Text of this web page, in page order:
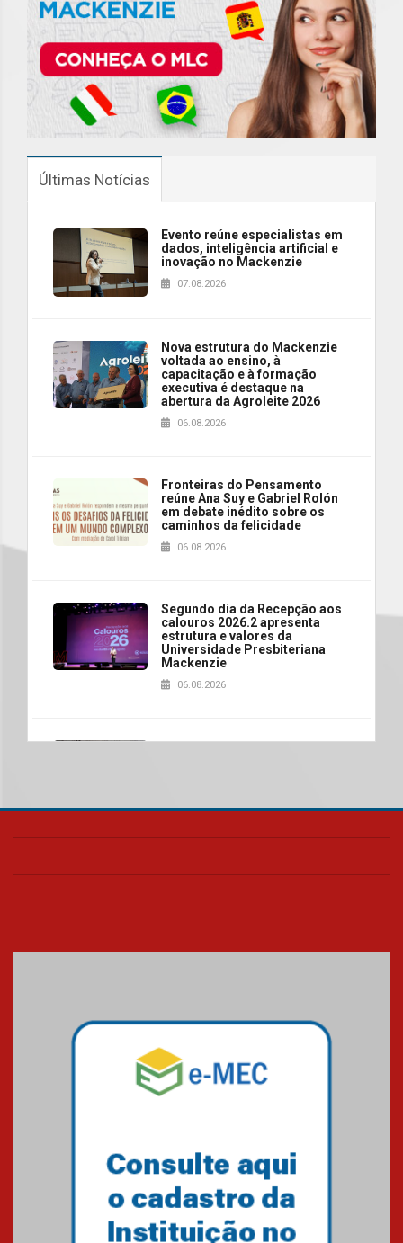
Últimas Notícias
Evento reúne especialistas em
dados, inteligência artificial e
inovação no Mackenzie
07.08.2026
Nova estrutura do Mackenzie
voltada ao ensino, à
capacitação e à formação
executiva é destaque na
abertura da Agroleite 2026
06.08.2026
Fronteiras do Pensamento
reúne Ana Suy e Gabriel Rolón
em debate inédito sobre os
caminhos da felicidade
06.08.2026
Segundo dia da Recepção aos
calouros 2026.2 apresenta
estrutura e valores da
Universidade Presbiteriana
Mackenzie
06.08.2026
Nova apresentação do Centro
realizará nova edição da Feira
04.08.2026
Mackenzie recepciona os
calouros do segundo semestre
Como o Colégio Mackenzie
Brasília prepara seus
estudantes para o PAS antes
mesmo do Ensino Médio